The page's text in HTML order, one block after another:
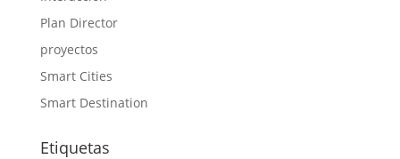
Plan Director
proyectos
Smart Cities
Smart Destination
Etiquetas